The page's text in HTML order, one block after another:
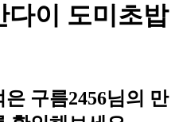
다이 도미초밥
구름2456님의 만